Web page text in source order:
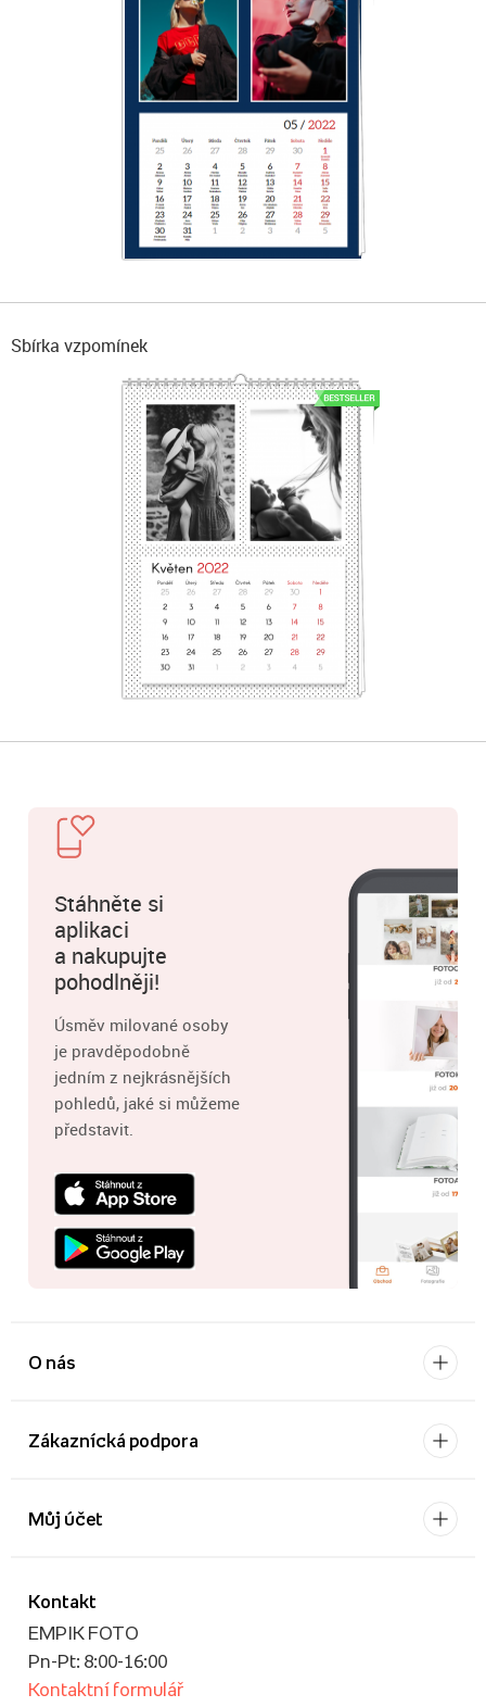
Sbírka vzpomínek
Stáhněte si
aplikaci
a nakupujte
pohodlněji!
Úsměv milované osoby
je pravděpodobně
jedním z nejkrásnějších
pohledů, jaké si můžeme
představit.
O nás
Zákaznícká podpora
Kontakt
EMPIK FOTO
Pn-Pt: 8:00-16:00
Kontaktní formulář
Můj účet